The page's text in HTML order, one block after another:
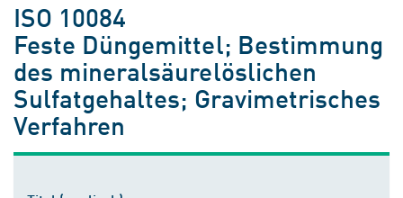
ISO 10084
Feste Düngemittel; Bestimmung
des mineralsäurelöslichen
Sulfatgehaltes; Gravimetrisches
Verfahren